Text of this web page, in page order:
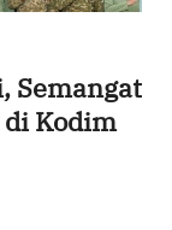
Semangat
di Kodim